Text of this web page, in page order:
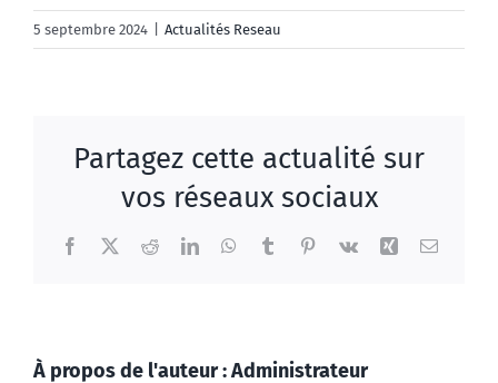
5 septembre 2024 Actualités Reseau
Partagez cette actualité sur
vos réseaux sociaux
Facebook
X RedditLinkedInWhatsApp
TumblrPinterest
Vk Xing Email
À propos de l'auteur :Administrateur